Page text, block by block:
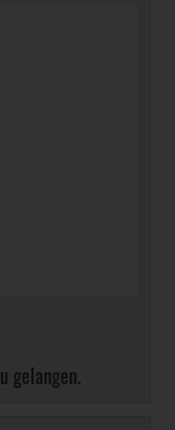
gelangen.